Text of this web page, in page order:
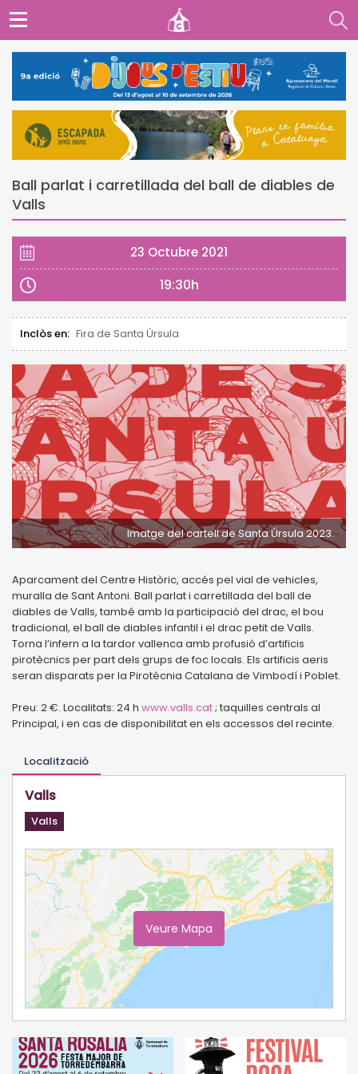
Ball parlat i carretillada del ball de diables de
Valls
23 Octubre 2021
19:30h
Inclòs en: Fira de Santa Úrsula
Imatge del cartell de Santa Úrsula 2023.
Aparcament del Centre Històric, accés pel vial de vehicles,
muralla de Sant Antoni. Ball parlat i carretillada del ball de
diables de Valls, també amb la participació del drac, el bou
tradicional, el ball de diables infantil i el drac petit de Valls.
Torna l’infern a la tardor vallenca amb profusió d’artificis
pirotècnics per part dels grups de foc locals. Els artificis aeris
seran disparats per la Pirotècnia Catalana de Vimbodí i Poblet.
Preu: 2 €. Localitats: 24 h www.valls.cat; taquilles centrals al
Principal, i en cas de disponibilitat en els accessos del recinte.
Localització
Valls
Valls
Veure Mapa